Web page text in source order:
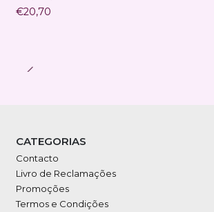
€20,70
CATEGORIAS
Contacto
Livro de Reclamações
Promoções
Termos e Condições